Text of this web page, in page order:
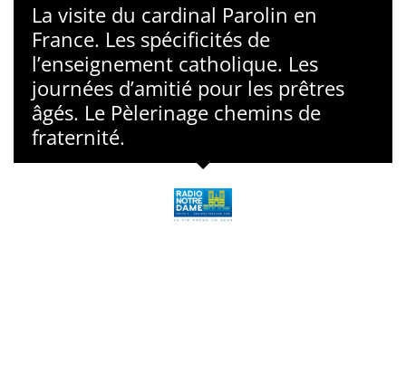
La visite du cardinal Parolin en
France. Les spécificités de
l’enseignement catholique. Les
journées d’amitié pour les prêtres
âgés. Le Pèlerinage chemins de
fraternité.